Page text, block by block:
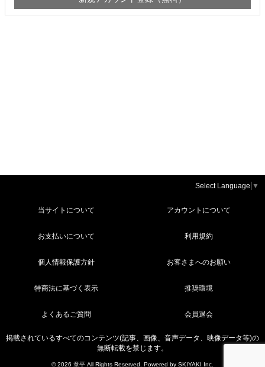
Select Language ▼
当サイトについて アカウントについて
お支払いについて 利用規約
個人情報保護方針 お客さまへのお願い
特商法に基づく表示 推奨環境
よくあるご質問 会員退会
掲載されているすべてのコンテンツ(記事、画像、音声データ、映像データ等)の
無断転載を禁じます。
© 2026 章平 All Rights Reserved. Powered by SKIYAKI Inc.